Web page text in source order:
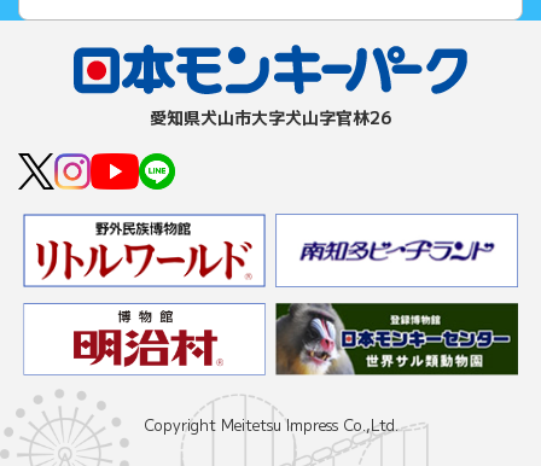
愛知県⽝⼭市⼤字⽝⼭字官林26
Copyright Meitetsu Impress Co.,Ltd.